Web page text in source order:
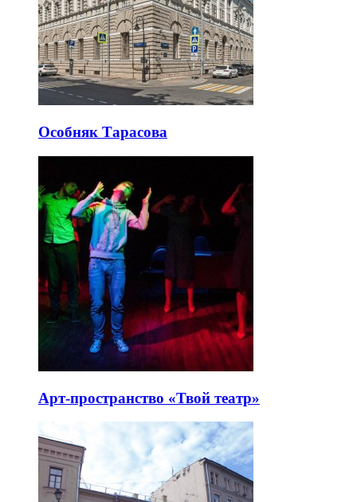
Особняк Тарасова
Арт-пространство «Твой театр»